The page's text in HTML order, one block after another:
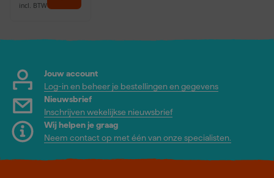
incl. BTW
Jouw account
Log-in en beheer je bestellingen en gegevens
Nieuwsbrief
Inschrijven wekelijkse nieuwsbrief
Wij helpen je graag
Neem contact op met één van onze specialisten.